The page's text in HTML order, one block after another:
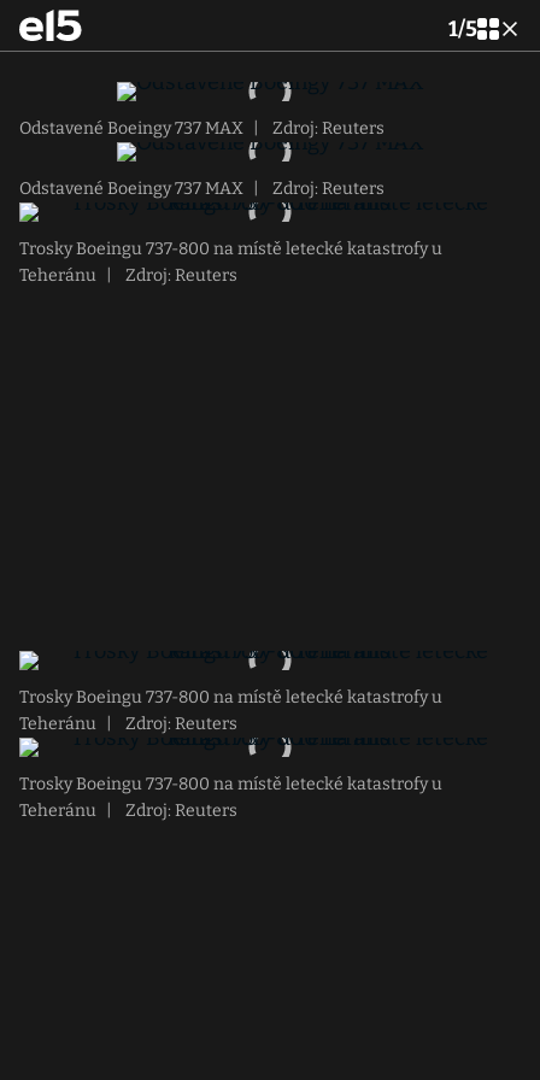
1/5
Odstavené Boeingy 737 MAX Zdroj: Reuters
Odstavené Boeingy 737 MAX Zdroj: Reuters
Trosky Boeingu 737-800 na místě letecké katastrofy u
Teheránu
Zdroj: Reuters
Trosky Boeingu 737-800 na místě letecké katastrofy u
Teheránu
Zdroj: Reuters
Trosky Boeingu 737-800 na místě letecké katastrofy u
Teheránu
Zdroj: Reuters